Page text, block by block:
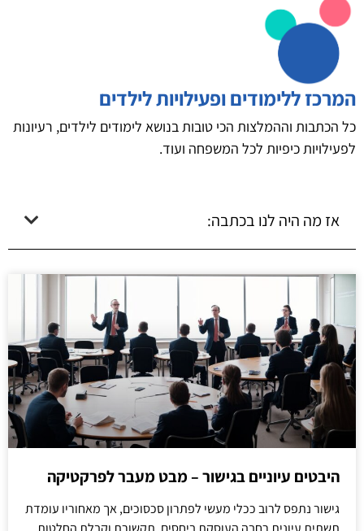
המרכז ללימודים ופעילויות לילדים
כל הכתבות וההמלצות הכי טובות בנושא לימודים לילדים, רעיונות
לפעילויות כיפיות לכל המשפחה ועוד.
אז מה היה לנו בכתבה:
היבטים עיוניים בגישור – מבט מעבר לפרקטיקה
גישור נתפס לרוב ככלי מעשי לפתרון סכסוכים, אך מאחוריו עומדת